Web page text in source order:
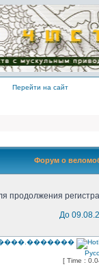
Перейти на сайт
Форум о
продолжения
До
[ Time :